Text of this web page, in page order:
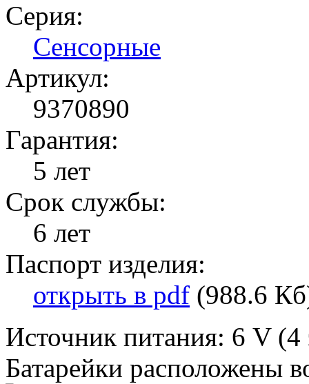
Серия:
Сенсорные
Артикул:
9370890
Гарантия:
5 лет
Срок службы:
6 лет
Паспорт изделия:
открыть в pdf (988.6
Источник питания: 6 V
Батарейки расположены